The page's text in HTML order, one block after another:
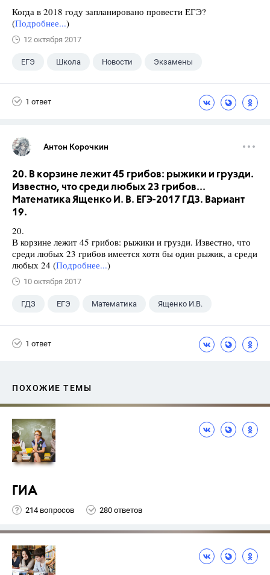
Когда в 2018 году запланировано провести ЕГЭ?
(Подробнее...)
12 октября 2017
ЕГЭ Школа Новости Экзамены
1 ответ
Антон Корочкин
20. В корзине лежит 45 грибов: рыжики и грузди.
Известно, что среди любых 23 грибов...
Математика Ященко И. В. ЕГЭ-2017 ГДЗ. Вариант
19.
20.
В корзине лежит 45 грибов: рыжики и грузди. Известно, что
среди любых 23 грибов имеется хотя бы один рыжик, а среди
любых 24 (Подробнее...)
10 октября 2017
ГДЗ ЕГЭ Математика Ященко И.В.
1 ответ
ПОХОЖИЕ ТЕМЫ
ГИА
214 вопросов 280 ответов